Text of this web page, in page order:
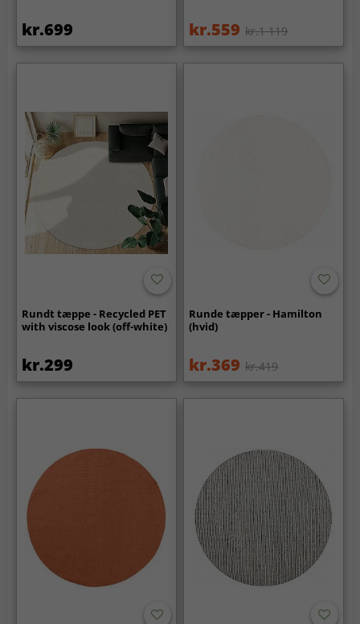
kr.699 kr.559 kr.1 119
Rundt tæppe - Recycled PET
with viscose look (off-white)
kr.299
Runde tæpper - Hamilton
(hvid)
kr.369 kr.419